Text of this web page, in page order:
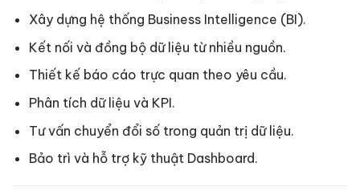
Xây dựng hệ thống Business Intelligence (BI).
Kết nối và đồng bộ dữ liệu từ nhiều nguồn.
Thiết kế báo cáo trực quan theo yêu cầu.
Phân tích dữ liệu và KPI.
Tư vấn chuyển đổi số trong quản trị dữ liệu.
Bảo trì và hỗ trợ kỹ thuật Dashboard.